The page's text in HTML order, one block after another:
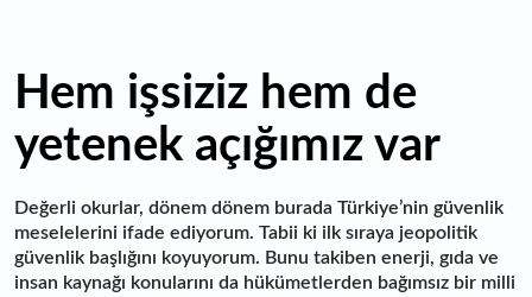
Hem işsiziz hem de
yetenek açığımız var
Değerli okurlar, dönem dönem burada Türkiye’nin güvenlik
meselelerini ifade ediyorum. Tabii ki ilk sıraya jeopolitik
güvenlik başlığını koyuyorum. Bunu takiben enerji, gıda ve
insan kaynağı konularını da hükümetlerden bağımsız bir milli